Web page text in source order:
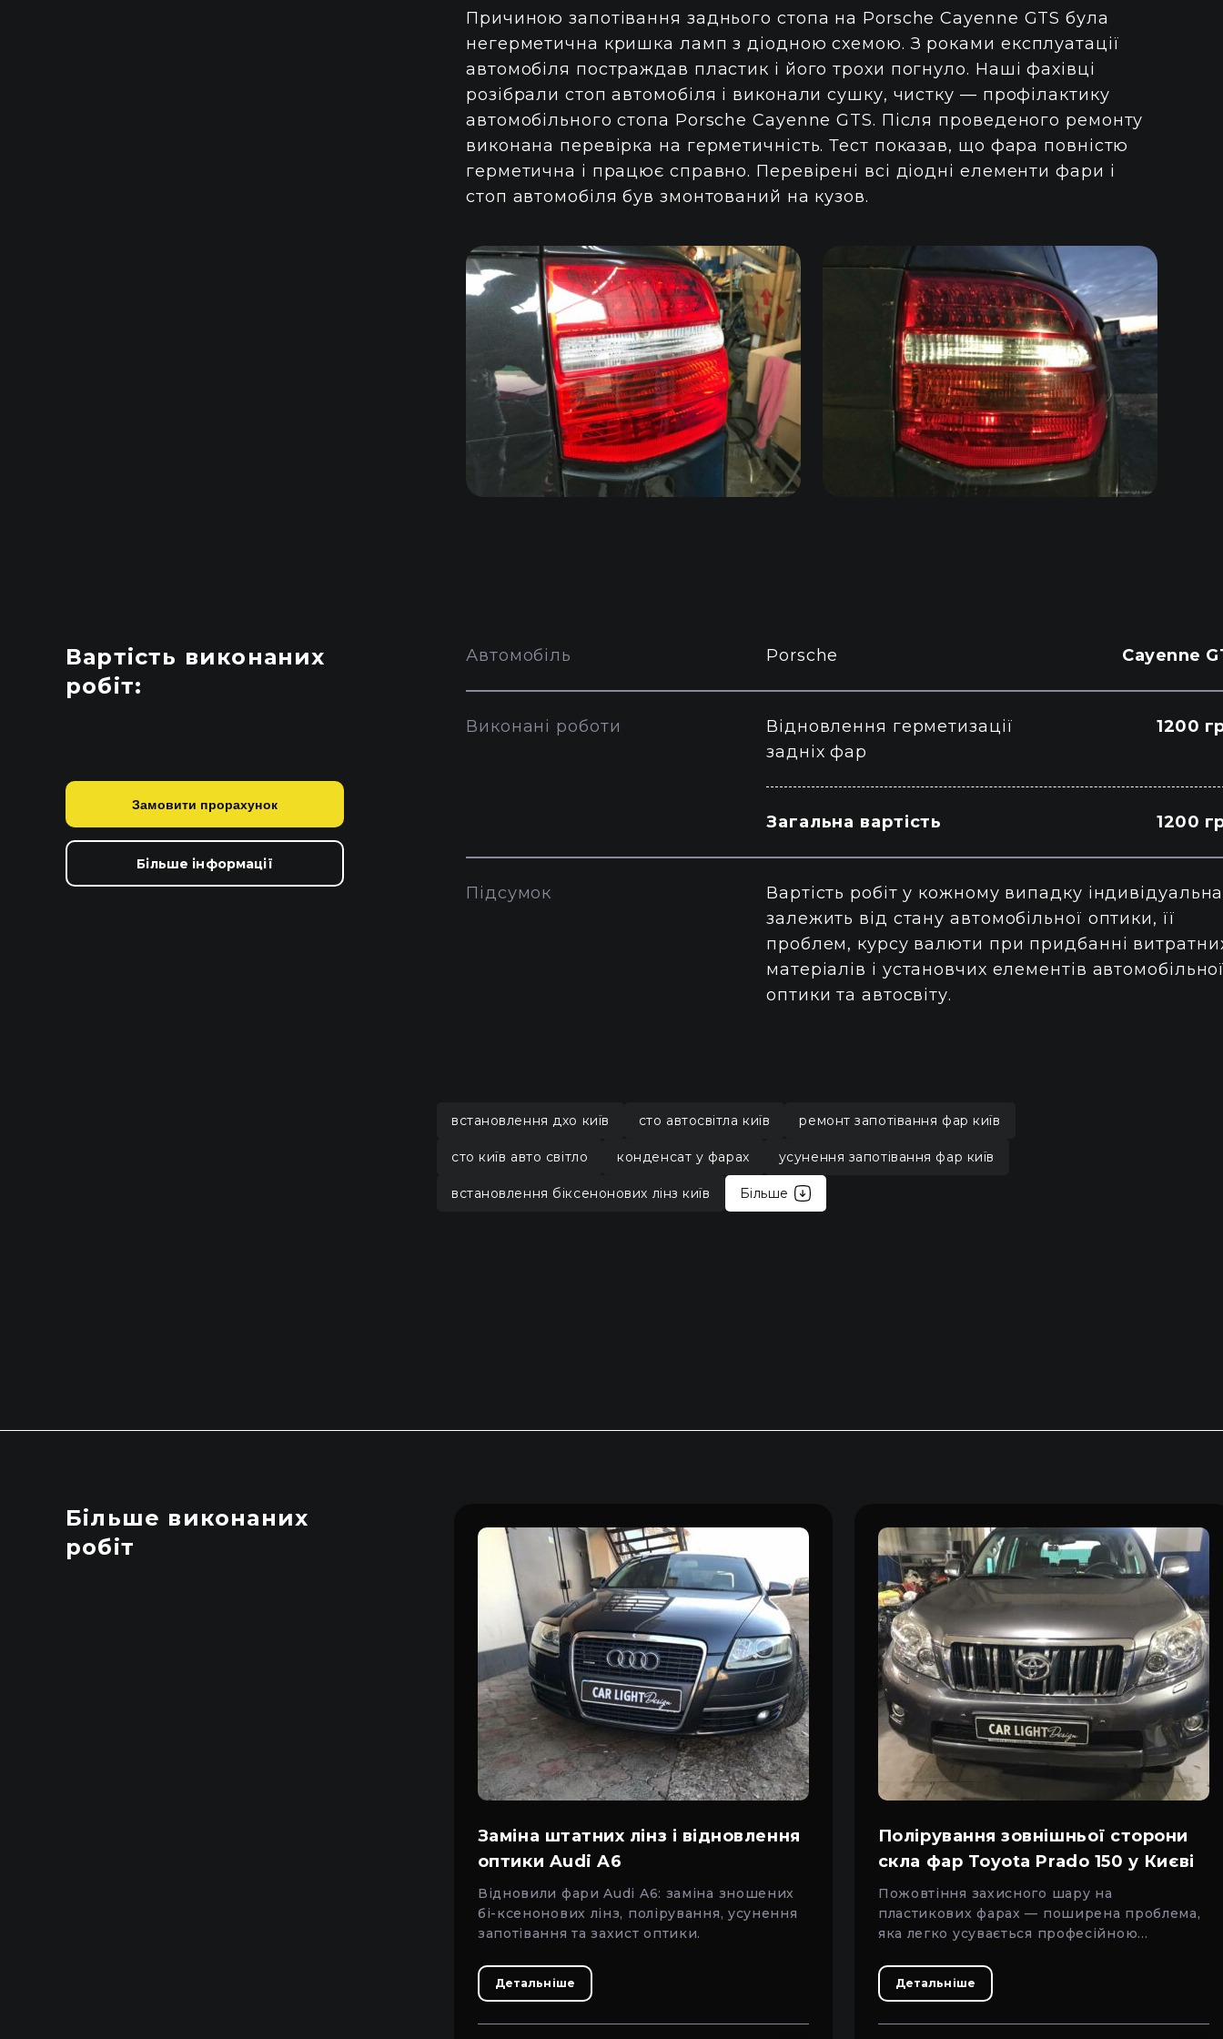
Причиною запотівання заднього стопа на Porsche Cayenne GTS була
негерметична кришка ламп з діодною схемою. З роками експлуатації
автомобіля постраждав пластик і його трохи погнуло. Наші фахівці
розібрали стоп автомобіля і виконали сушку, чистку — профілактику
автомобільного стопа Porsche Cayenne GTS. Після проведеного ремонту
виконана перевірка на герметичність. Тест показав, що фара повністю
герметична і працює справно. Перевірені всі діодні елементи фари і
стоп автомобіля був змонтований на кузов.
Вартість виконаних
робіт:
Замовити прорахунок
Більше інформації
Автомобіль Porsche Cayenne
Виконані роботи
Відновлення герметизації
задніх фар
1200
Загальна вартість 1200
Підсумок
Вартість робіт у кожному випадку індивідуальна
залежить від стану автомобільної оптики, її
проблем, курсу валюти при придбанні
матеріалів і установчих елементів
оптики та автосвіту.
встановлення дхо київ сто автосвітла київ ремонт запотівання фар київ
сто київ авто світло конденсат у фарах усунення запотівання фар київ
встановлення біксенонових лінз київ Більше
Більше виконаних
робіт
Заміна штатних лінз і відновлення
оптики Audi A6
Відновили фари Audi A6: заміна зношених
бі-ксенонових лінз, полірування, усунення
запотівання та захист оптики.
Детальніше
Полірування зовнішньої сторони
скла фар Toyota Prado 150 у Києві
Пожовтіння захисного шару на
пластикових фарах — поширена проблема,
яка легко усувається професійною
Детальніше